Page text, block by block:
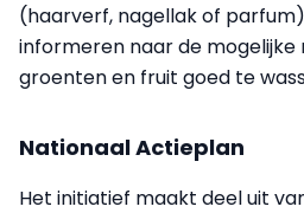
(haarverf, nagellak of
informeren naar de mogelijke
groenten en fruit goed te
Nationaal Actieplan
Het initiatief maakt deel uit